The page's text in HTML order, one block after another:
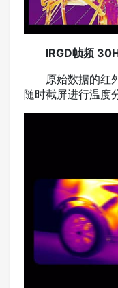
IRGD帧频
原始数据的红
随时截屏进行温度